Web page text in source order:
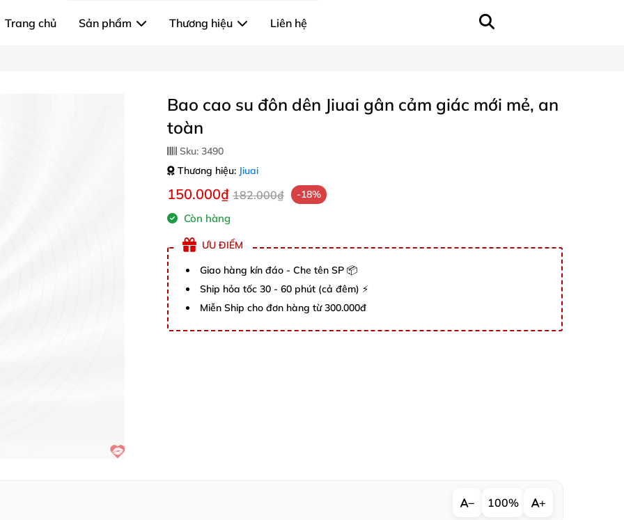
Trang chủ Sản phẩm Thương hiệu Liên hệ
Bao cao su đôn dên Jiuai gân cảm giác mới mẻ, an
toàn
Sku: 3490
Thương hiệu: Jiuai
150.000₫ 182.000₫ -18%
Còn hàng
ƯU ĐIỂM
Giao hàng kín đáo - Che tên SP 📦
Ship hỏa tốc 30 - 60 phút (cả đêm) ⚡
Miễn Ship cho đơn hàng từ 300.000đ
− 100% +